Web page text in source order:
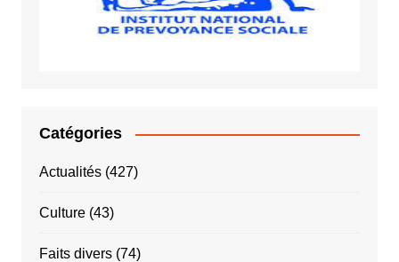
Catégories
Actualités(427)
Culture(43)
Faits divers(74)